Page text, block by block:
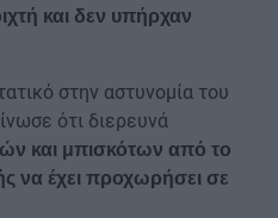
και δεν υπήρχαν
στην αστυνομία του
ότι διερευνά
και μπισκότων από το
να έχει προχωρήσει σε